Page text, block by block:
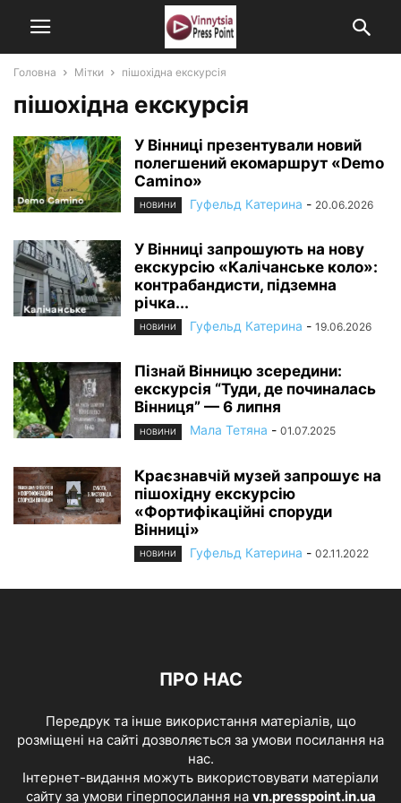
Головна Мітки пішохідна екскурсія
пішохідна екскурсія
У Вінниці презентували новий
полегшений екомаршрут «Demo
Camino»
НОВИНИ Гуфельд Катерина - 20.06.2026
У Вінниці запрошують на нову
екскурсію «Калічанське коло»:
контрабандисти, підземна
річка...
НОВИНИ Гуфельд Катерина - 19.06.2026
Пізнай Вінницю зсередини:
екскурсія “Туди, де починалась
Вінниця” — 6 липня
НОВИНИ Мала Тетяна - 01.07.2025
Краєзнавчій музей запрошує на
пішохідну екскурсію
«Фортифікаційні споруди
Вінниці»
НОВИНИ Гуфельд Катерина - 02.11.2022
ПРО НАС
Передрук та інше використання матеріалів, що
розміщені на сайті дозволяється за умови посилання на
нас.
Інтернет-видання можуть використовувати матеріали
сайту за умови гіперпосилання на vn.presspoint.in.ua